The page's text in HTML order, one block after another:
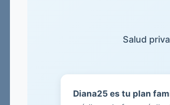
Salud
Diana25 es tu plan